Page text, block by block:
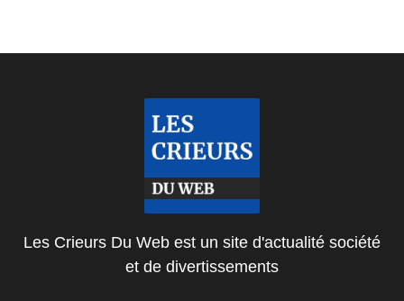
Les Crieurs Du Web est un site d'actualité société
et de divertissements